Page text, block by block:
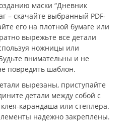
маски “Дневник
– скачайте выбранный PDF-
его на плотной бумаге или
вырежьте все детали
ножницы или
внимательны и не
повредить шаблон.
вырезаны, приступайте
детали между собой с
карандаша или степлера.
надежно закреплены.